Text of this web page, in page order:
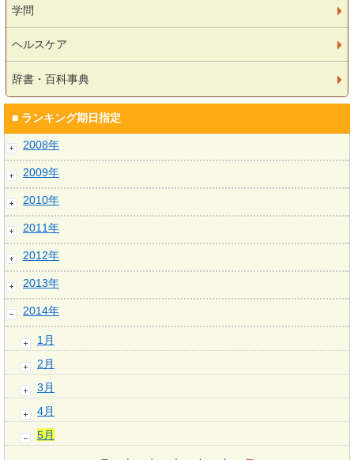
学問
ヘルスケア
辞書・百科事典
■ ランキング期日指定
2008年
2009年
2010年
2011年
2012年
2013年
2014年
1月
2月
3月
4月
5月